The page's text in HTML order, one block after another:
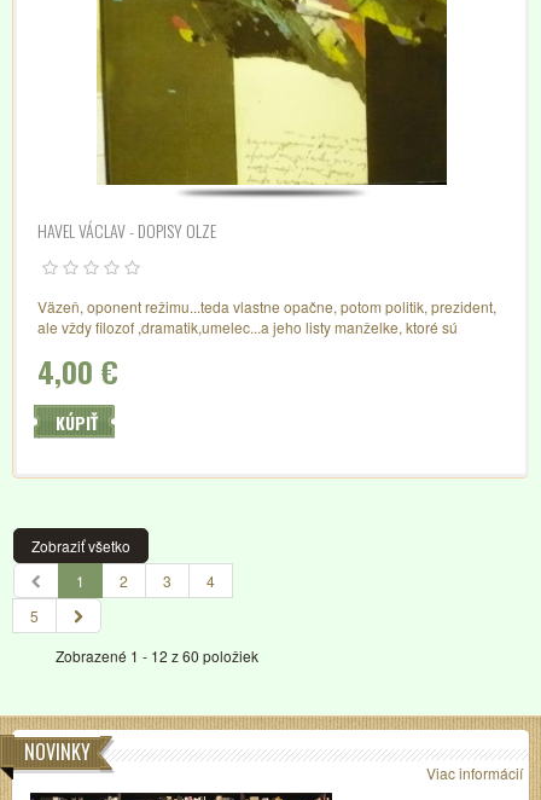
HAVEL VÁCLAV - DOPISY OLZE
Väzeň, oponent režimu...teda vlastne opačne, potom politik, prezident,
ale vždy filozof ,dramatik,umelec...a jeho listy manželke, ktoré sú
4,00 €
KÚPIŤ
Zobraziť všetko
1
2 3
4
5
Zobrazené 1 - 12 z 60 položiek
NOVINKY
Viac informácií